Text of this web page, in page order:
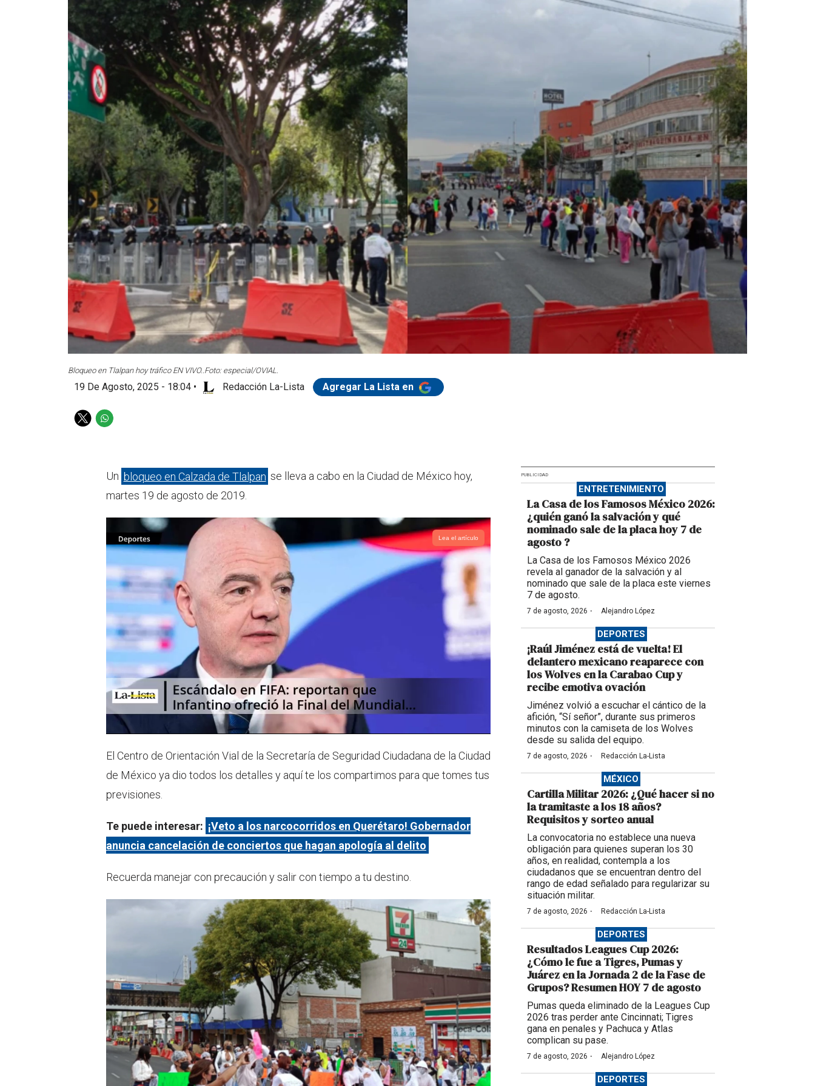
Bloqueo en Tlalpan hoy tráfico EN VIVO..Foto: especial/OVIAL.
19 De Agosto, 2025 - 18:04 • Redacción La-Lista Agregar La Lista en
T
W
s
p
Un bloqueo en Calzada de Tlalpan se lleva a cabo en la Ciudad de México hoy,
martes 19 de agosto de 2019.
Lea el artículo
El Centro de Orientación Vial de la Secretaría de Seguridad Ciudadana de la Ciudad
de México ya dio todos los detalles y aquí te los compartimos para que tomes tus
previsiones.
Te puede interesar: ¡Veto a los narcocorridos en Querétaro! Gobernador
anuncia cancelación de conciertos que hagan apología al delito
Recuerda manejar con precaución y salir con tiempo a tu destino.
PUBLICIDAD
ENTRETENIMIENTO
La Casa de los Famosos México 2026:
¿quién ganó la salvación y qué
nominado sale de la placa hoy 7 de
agosto ?
La Casa de los Famosos México 2026
revela al ganador de la salvación y al
nominado que sale de la placa este viernes
7 de agosto.
7 de agosto, 2026 · Alejandro López
DEPORTES
¡Raúl Jiménez está de vuelta! El
delantero mexicano reaparece con
los Wolves en la Carabao Cup y
recibe emotiva ovación
Jiménez volvió a escuchar el cántico de la
afición, “Sí señor”, durante sus primeros
minutos con la camiseta de los Wolves
desde su salida del equipo.
7 de agosto, 2026 · Redacción La-Lista
MÉXICO
Cartilla Militar 2026: ¿Qué hacer si no
la tramitaste a los 18 años?
Requisitos y sorteo anual
La convocatoria no establece una nueva
obligación para quienes superan los 30
años, en realidad, contempla a los
ciudadanos que se encuentran dentro del
rango de edad señalado para regularizar su
situación militar.
7 de agosto, 2026 · Redacción La-Lista
DEPORTES
Resultados Leagues Cup 2026:
¿Cómo le fue a Tigres, Pumas y
Juárez en la Jornada 2 de la Fase de
Grupos? Resumen HOY 7 de agosto
Pumas queda eliminado de la Leagues Cup
2026 tras perder ante Cincinnati; Tigres
gana en penales y Pachuca y Atlas
complican su pase.
7 de agosto, 2026 · Alejandro López
DEPORTES